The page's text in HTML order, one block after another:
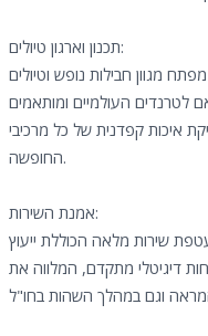
תכנון וארגון טיולים:
מגוון חבילות נופש וטיולים
העולמיים ומותאמים
איכות קפדנית של כל מרכיבי
החופשה.
אמנת השירות:
שירות מלאה הכוללת ייעוץ
דיגיטלי מתקדם, המלווה את